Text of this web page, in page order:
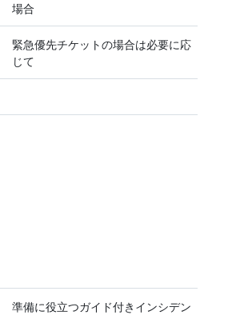
場合
緊急優先チケットの場合は必要に応
じて
準備に役立つガイド付きインシデン